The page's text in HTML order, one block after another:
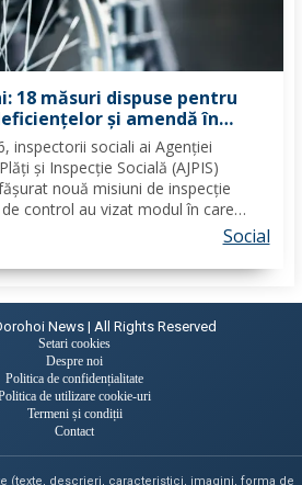
18 măsuri dispuse pentru
și amendă în
lei aplicate de inspectorii
inspectorii sociali ai Agenției
și Inspecție Socială (AJPIS)
nouă misiuni de inspecție
control au vizat modul în care
minime de calitate înSocial
News | All Rights Reserved
Setari cookies
Despre noi
Politica de confidențialitate
de utilizare cookie-uri
Termeni și condiții
Contact
(texte, descrieri, caracteristici, imagini, forma de